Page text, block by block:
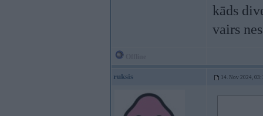
kāds
vairs
ruksis 14. Nov 2024,